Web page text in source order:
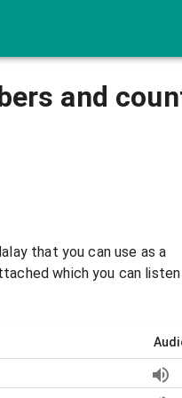
and
that you can use as a
which you can